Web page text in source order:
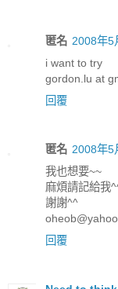
匿名 2008年5
i want to try
gordon.lu at
回覆
匿名 2008年5
我也想要~~
麻煩請記給我
謝謝^^
回覆